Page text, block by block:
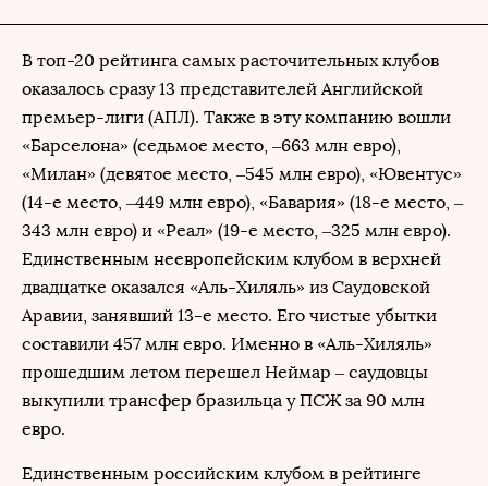
В топ-20 рейтинга самых расточительных клубов
оказалось сразу 13 представителей Английской
премьер-лиги (АПЛ). Также в эту компанию вошли
«Барселона» (седьмое место, –663 млн евро),
«Милан» (девятое место, –545 млн евро), «Ювентус»
(14-е место, –449 млн евро), «Бавария» (18-е место, –
343 млн евро) и «Реал» (19-е место, –325 млн евро).
Единственным неевропейским клубом в верхней
двадцатке оказался «Аль-Хиляль» из Саудовской
Аравии, занявший 13-е место. Его чистые убытки
составили 457 млн евро. Именно в «Аль-Хиляль»
прошедшим летом перешел Неймар – саудовцы
выкупили трансфер бразильца у ПСЖ за 90 млн
евро.
Единственным российским клубом в рейтинге